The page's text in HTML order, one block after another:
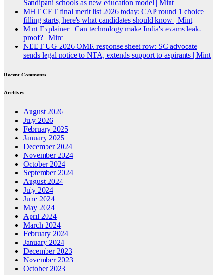
Sandipani schools as new education model | Mint
MHT CET final merit list 2026 today: CAP round 1 choice
filling starts, here's what candidates should know | Mint
Mint Explainer | Can technology make India's exams leak-
proof? | Mint
NEET UG 2026 OMR response sheet row: SC advocate
sends legal notice to NTA, extends support to aspirants | Mint
Recent Comments
Archives
August 2026
July 2026
February 2025
January 2025
December 2024
November 2024
October 2024
September 2024
August 2024
July 2024
June 2024
May 2024
April 2024
March 2024
February 2024
January 2024
December 2023
November 2023
October 2023